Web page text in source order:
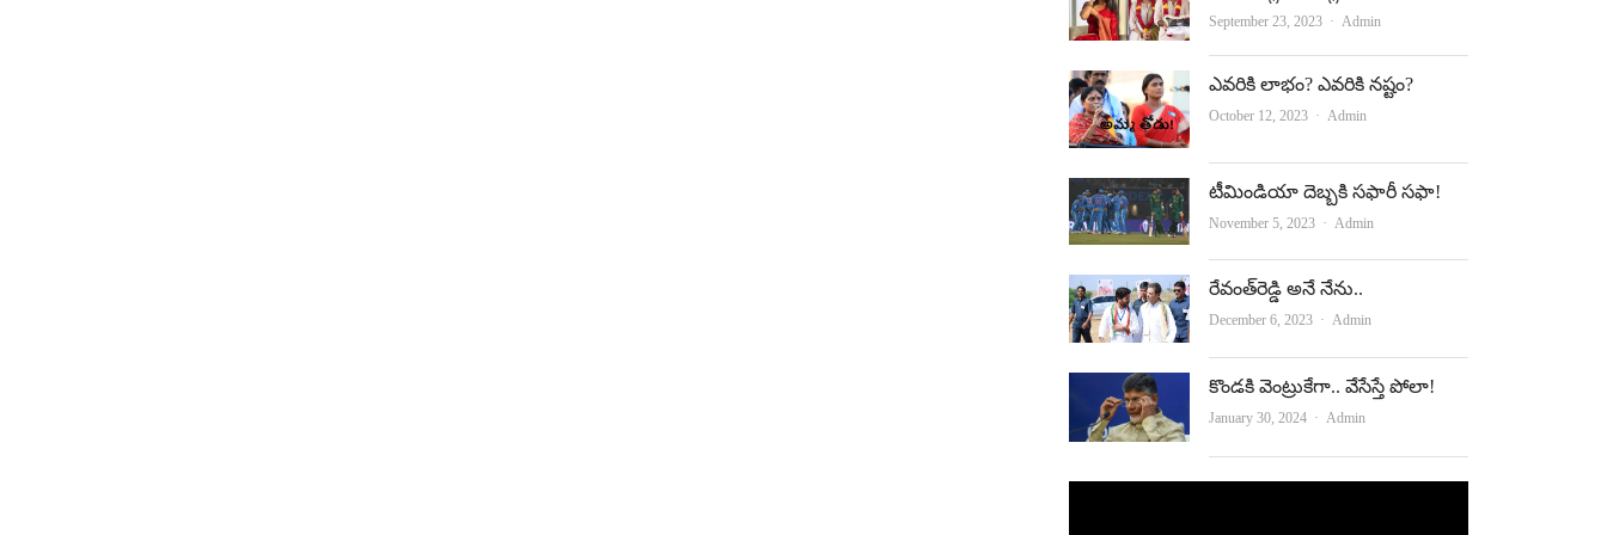
September 23, 2023 Author
Admin
ఎవరికి లాభం? ఎవరికి నష్టం?
October 12, 2023 Author
Admin
టీమిండియా దెబ్బకి సఫారీ సఫా!
November 5, 2023 Author
Admin
రేవంత్‌రెడ్డి అనే నేను..
December 6, 2023 Author
Admin
కొండకి వెంట్రుకేగా.. వేసేస్తే పోలా!
January 30, 2024 Author
Admin